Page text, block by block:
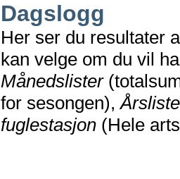
Dagslogg
Her ser du resultater
kan velge om du vil
Månedslister
for sesongen),
fuglestasjon (Hele